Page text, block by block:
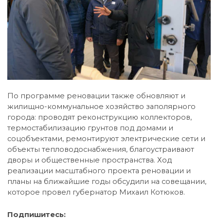
По программе реновации также обновляют и
жилищно-коммунальное хозяйство заполярного
города: проводят реконструкцию коллекторов,
термостабилизацию грунтов под домами и
соцобъектами, ремонтируют электрические сети и
объекты тепловодоснабжения, благоустраивают
дворы и общественные пространства. Ход
реализации масштабного проекта реновации и
планы на ближайшие годы обсудили на совещании,
которое провел губернатор Михаил Котюков.
Подпишитесь: